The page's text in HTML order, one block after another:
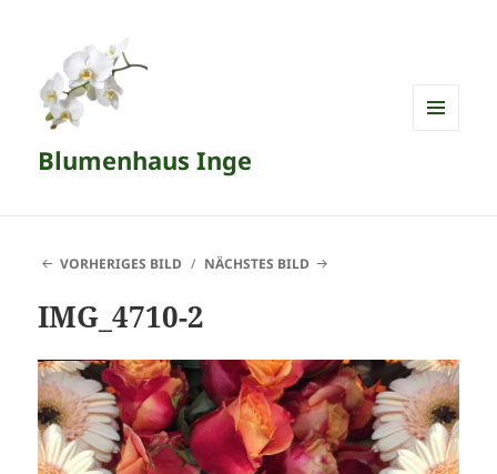
Blumenhaus Inge
VORHERIGES BILD NÄCHSTES BILD
IMG_4710-2